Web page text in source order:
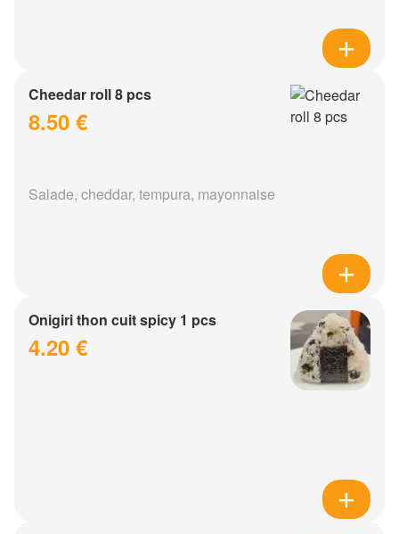
Cheedar roll 8 pcs
8.50 €
Salade, cheddar, tempura, mayonnaise
Onigiri thon cuit spicy 1 pcs
4.20 €